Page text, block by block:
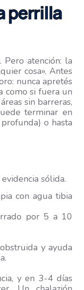
perrilla
Pero atención: la
cosa». Antes
nunca apretés
como si fuera un
sin barreras,
terminar en
o hasta
sólida.
con agua tibia
por 5 a 10
y ayuda
y en 3-4 días